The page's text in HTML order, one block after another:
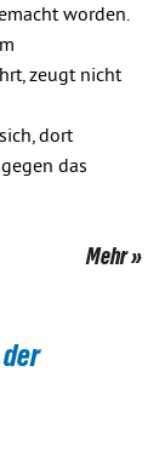
worden.
zeugt nicht
dort
das
Mehr